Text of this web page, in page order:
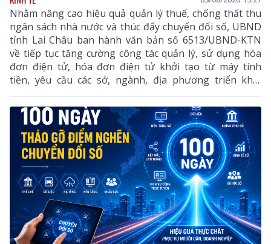
Nhằm nâng cao hiệu quả quản lý thuế, chống thất thu
ngân sách nhà nước và thúc đẩy chuyển đổi số, UBND
tỉnh Lai Châu ban hành văn bản số 6513/UBND-KTN
về tiếp tục tăng cường công tác quản lý, sử dụng hóa
đơn điện tử, hóa đơn điện tử khởi tạo từ máy tính
tiền, yêu cầu các sở, ngành, địa phương triển khai
đồng bộ các giải pháp nhằm nâng cao hiệu quả quản
lý thuế, chống thất thu ngân sách và thúc đẩy chuyển
đổi số trên địa bàn tỉnh.